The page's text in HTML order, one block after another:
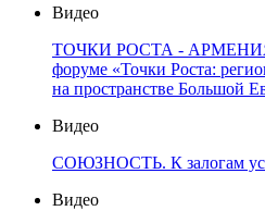
Видео
ТОЧКИ РОСТА - АРМЕНИЯ
форуме «Точки Роста:
на пространстве Большой
Видео
СОЮЗНОСТЬ. К залогам
Видео